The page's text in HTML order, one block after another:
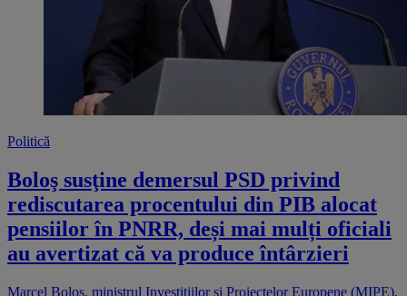
Politică
Boloş susţine demersul PSD privind
rediscutarea procentului din PIB alocat
pensiilor în PNRR, deși mai mulți oficiali
au avertizat că va produce întârzieri
Marcel Boloş, ministrul Investițiilor și Proiectelor Europene (MIPE),